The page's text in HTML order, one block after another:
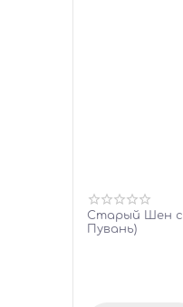
Старый Шен с
Пувань)